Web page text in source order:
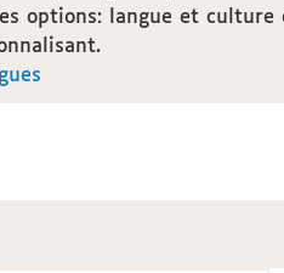
options: langue et